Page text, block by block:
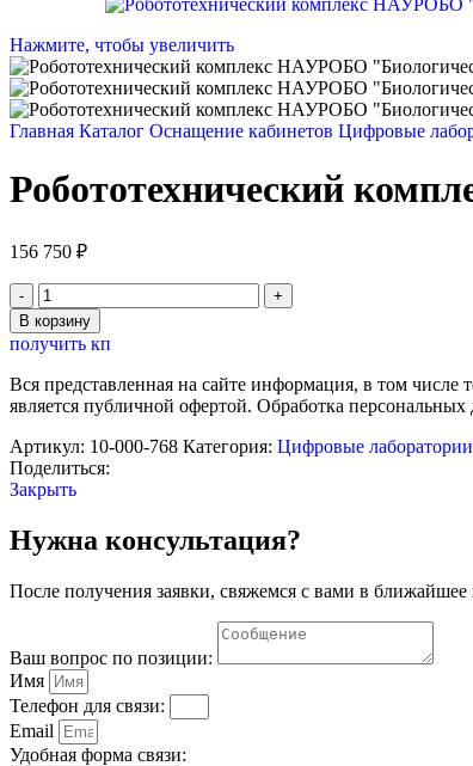
Нажмите, чтобы увеличить
Главная Каталог Оснащение кабинетов Цифровые
Робототехнический
156 750 ₽
Количество
товара
Робототехнический
комплекс
НАУРОБО
"Биологическая
ферма"
В корзину
получить кп
Вся представленная на сайте информация, в том
является публичной офертой. Обработка
Артикул: 10-000-768 Категория: Цифровые
Поделиться:
Закрыть
Нужна консультация?
После получения заявки, свяжемся с вами в
Ваш вопрос по позиции:
Имя
Телефон для связи:
Email
Удобная форма связи: